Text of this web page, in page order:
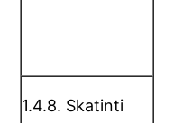
1.4.8. Skatinti